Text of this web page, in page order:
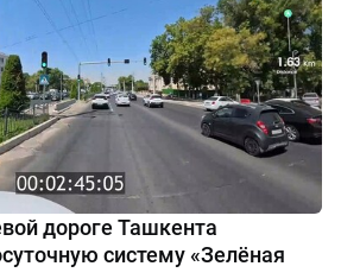
дороге Ташкента
систему «Зелёная